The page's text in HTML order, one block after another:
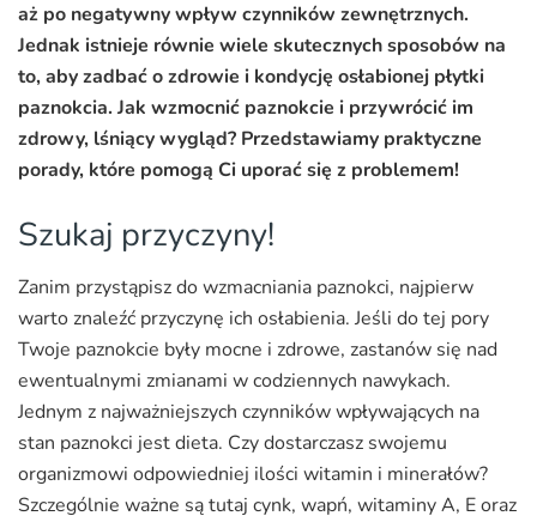
aż po negatywny wpływ czynników zewnętrznych.
Jednak istnieje równie wiele skutecznych sposobów na
to, aby zadbać o zdrowie i kondycję osłabionej płytki
paznokcia. Jak wzmocnić paznokcie i przywrócić im
zdrowy, lśniący wygląd? Przedstawiamy praktyczne
porady, które pomogą Ci uporać się z problemem!
Szukaj przyczyny!
Zanim przystąpisz do wzmacniania paznokci, najpierw
warto znaleźć przyczynę ich osłabienia. Jeśli do tej pory
Twoje paznokcie były mocne i zdrowe, zastanów się nad
ewentualnymi zmianami w codziennych nawykach.
Jednym z najważniejszych czynników wpływających na
stan paznokci jest dieta. Czy dostarczasz swojemu
organizmowi odpowiedniej ilości witamin i minerałów?
Szczególnie ważne są tutaj cynk, wapń, witaminy A, E oraz